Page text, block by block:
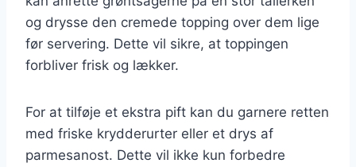
og drysse den cremede topping over dem lige
før servering. Dette vil sikre, at toppingen
forbliver frisk og lækker.
For at tilføje et ekstra pift kan du garnere retten
med friske krydderurter eller et drys af
parmesanost. Dette vil ikke kun forbedre